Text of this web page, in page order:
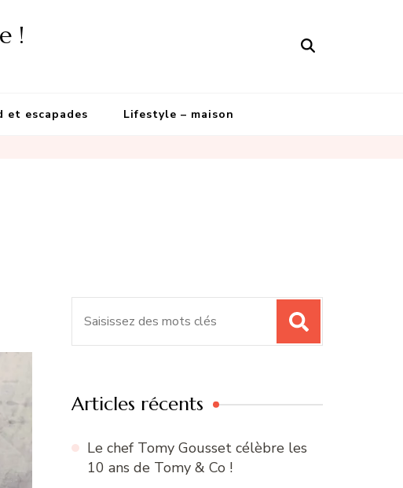
!
et escapades Lifestyle – maison
Articles récents
Le chef Tomy Gousset célèbre les
10 ans de Tomy & Co !